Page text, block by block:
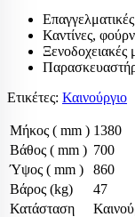
Καντίνες,
Ξενοδοχειακές
Ετικέτες: Καινούργιο
Μήκος ( mm ) 1380
Βάθος ( mm ) 700
Ύψος ( mm )
860
Βάρος (kg)
47
Κατάσταση